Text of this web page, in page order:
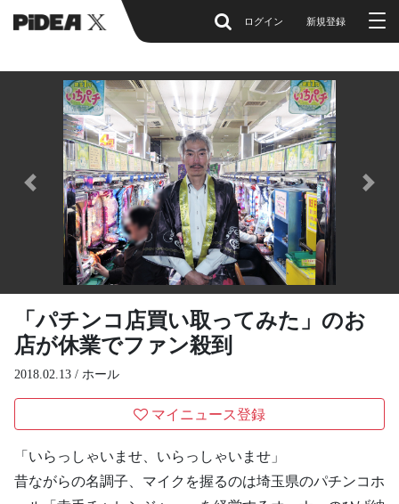
ログイン 新規登録
Previous Next
「パチンコ店買い取ってみた」のお
店が休業でファン殺到
2018.02.13 / ホール
マイニュース登録
「いらっしゃいませ、いらっしゃいませ」
昔ながらの名調子、マイクを握るのは埼玉県のパチンコホ